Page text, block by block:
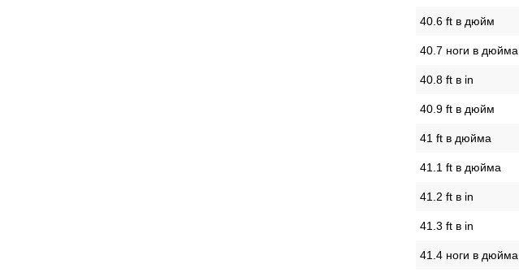
40.6 ft в дюйм
40.7 ноги в дюйма
40.8 ft в in
40.9 ft в дюйм
41 ft в дюйма
41.1 ft в дюйма
41.2 ft в in
41.3 ft в in
41.4 ноги в дюйма